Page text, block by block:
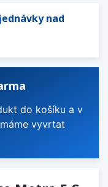
nad
do košíku a v
vyvrtat